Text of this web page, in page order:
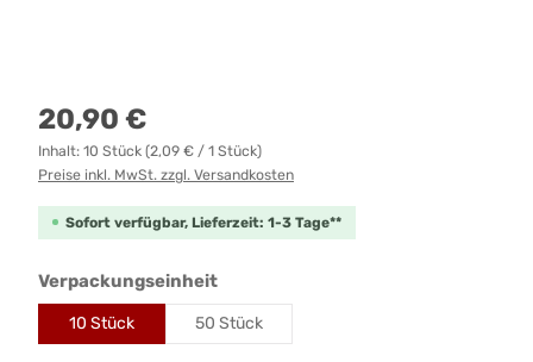
Regulärer Preis:
20,90 €
Inhalt: 10 Stück (2,09 € / 1 Stück)
Preise inkl. MwSt. zzgl. Versandkosten
Sofort verfügbar, Lieferzeit: 1-3 Tage**
Verpackungseinheitauswählen
10 Stück 50 Stück